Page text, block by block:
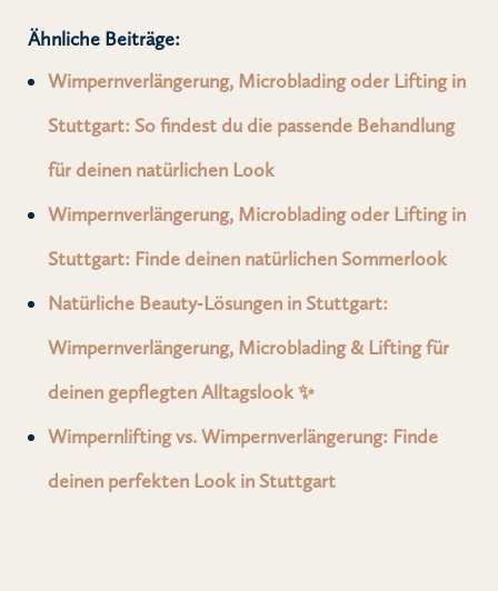
Ähnliche Beiträge:
Wimpernverlängerung, Microblading oder Lifting in
Stuttgart: So findest du die passende Behandlung
für deinen natürlichen Look
Wimpernverlängerung, Microblading oder Lifting in
Stuttgart: Finde deinen natürlichen Sommerlook
Natürliche Beauty‑Lösungen in Stuttgart:
Wimpernverlängerung, Microblading & Lifting für
deinen gepflegten Alltagslook ✨
Wimpernlifting vs. Wimpernverlängerung: Finde
deinen perfekten Look in Stuttgart